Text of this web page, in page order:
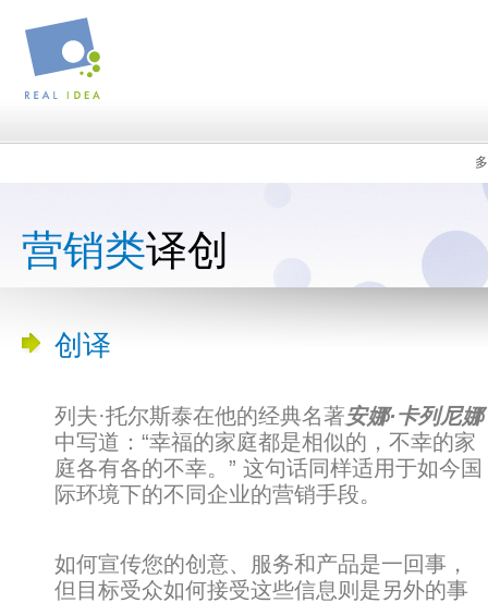
营销类译创
创译
列夫·托尔斯泰在他的经典名著安娜·卡列尼娜
中写道：“幸福的家庭都是相似的，不幸的家
庭各有各的不幸。” 这句话同样适用于如今国
际环境下的不同企业的营销手段。
如何宣传您的创意、服务和产品是一回事，
但目标受众如何接受这些信息则是另外的事